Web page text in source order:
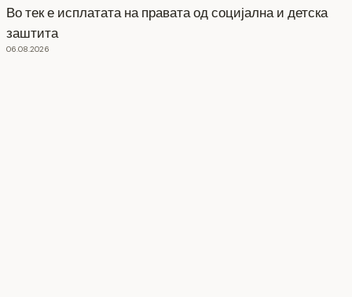
Во тек е исплатата на правата од социјална и детска
заштита
06.08.2026